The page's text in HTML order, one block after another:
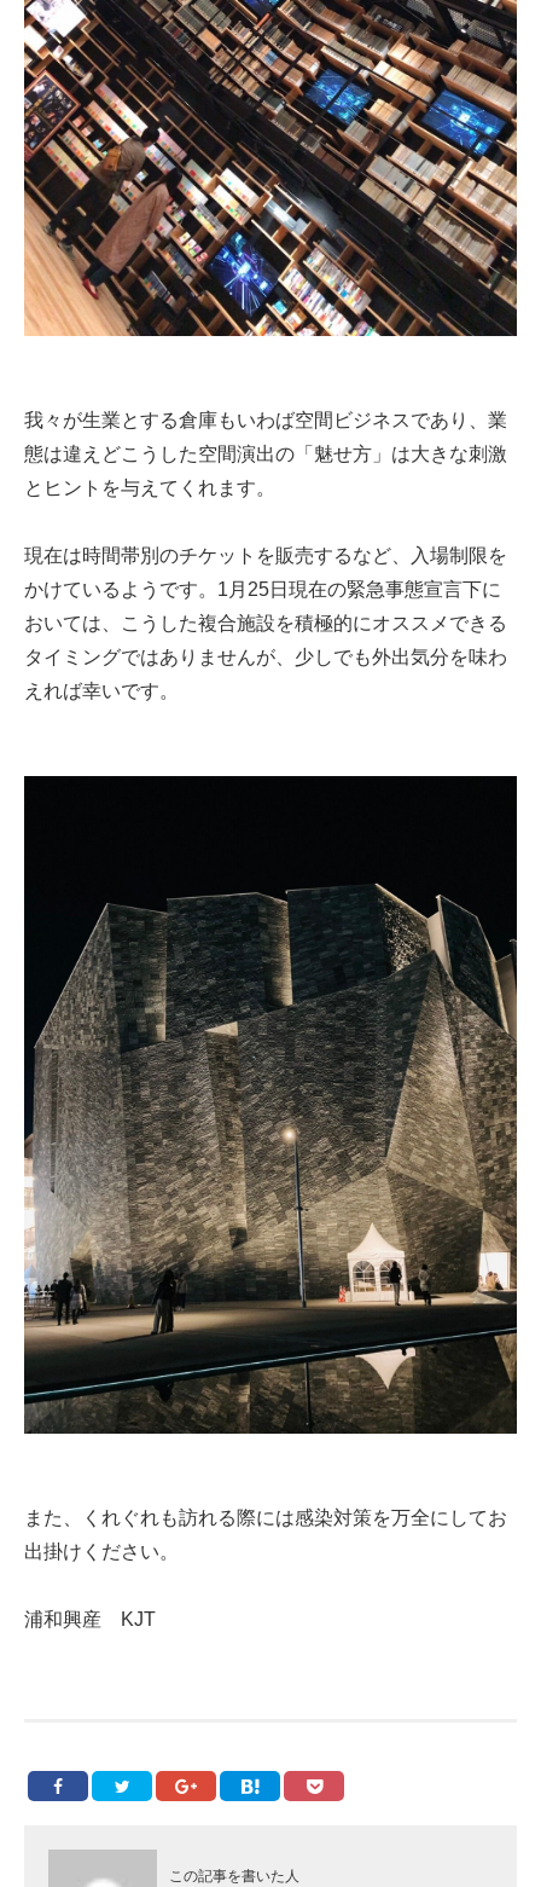
我々が生業とする倉庫もいわば空間ビジネスであり、業
態は違えどこうした空間演出の「魅せ方」は大きな刺激
とヒントを与えてくれます。
現在は時間帯別のチケットを販売するなど、入場制限を
かけているようです。1月25日現在の緊急事態宣言下に
おいては、こうした複合施設を積極的にオススメできる
タイミングではありませんが、少しでも外出気分を味わ
えれば幸いです。
また、くれぐれも訪れる際には感染対策を万全にしてお
出掛けください。
浦和興産 KJT
この記事を書いた人